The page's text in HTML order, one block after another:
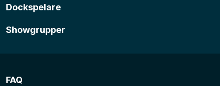
Dockspelare
Showgrupper
FAQ